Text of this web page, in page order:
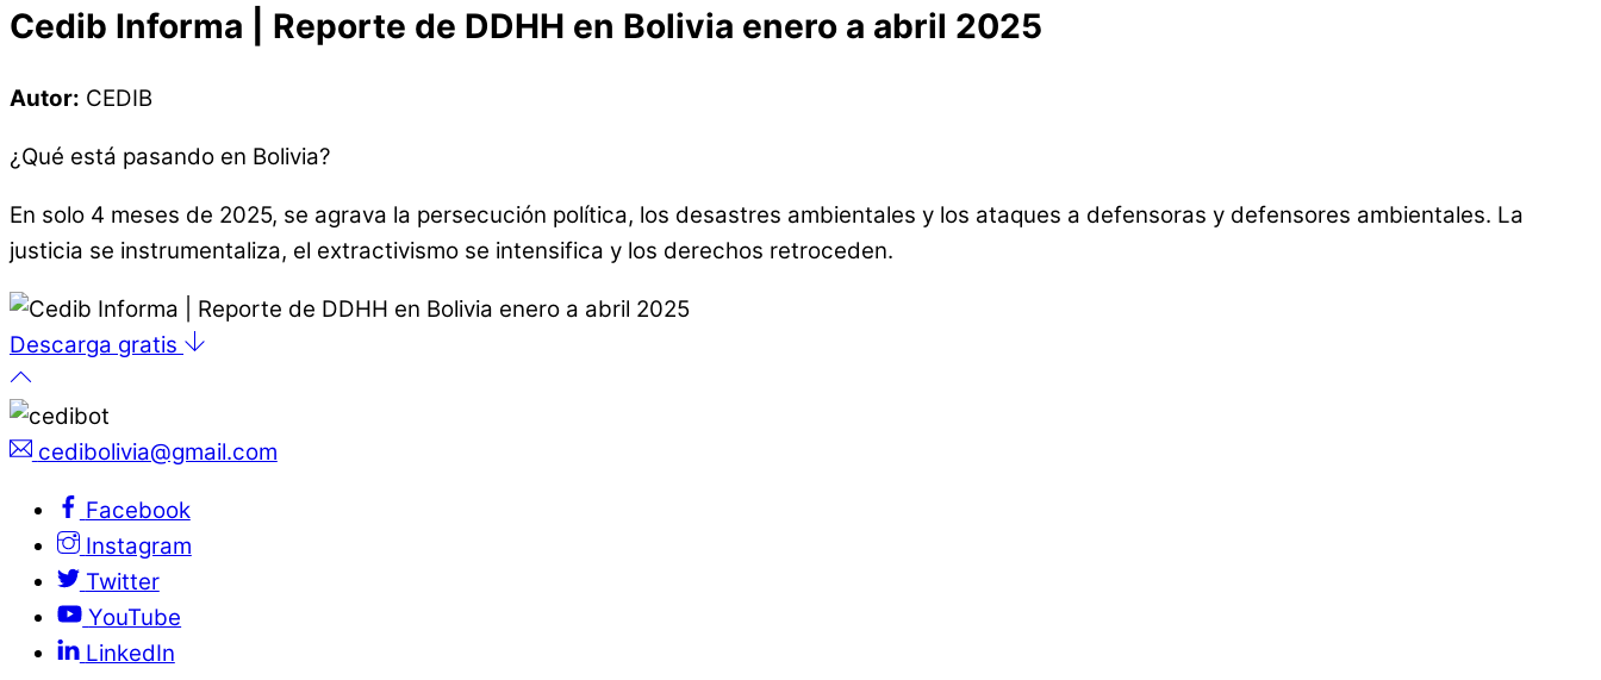
Cedib Informa | Reporte de DDHH en Bolivia enero a abril 2025
Autor: CEDIB
¿Qué está pasando en Bolivia?
En solo 4 meses de 2025, se agrava la persecución política, los desastres ambientales y los ataques a defensoras y defensores ambientales. La
justicia se instrumentaliza, el extractivismo se intensifica y los derechos retroceden.
Descarga gratis
cedibolivia@gmail.com
Facebook
Instagram
Twitter
YouTube
LinkedIn